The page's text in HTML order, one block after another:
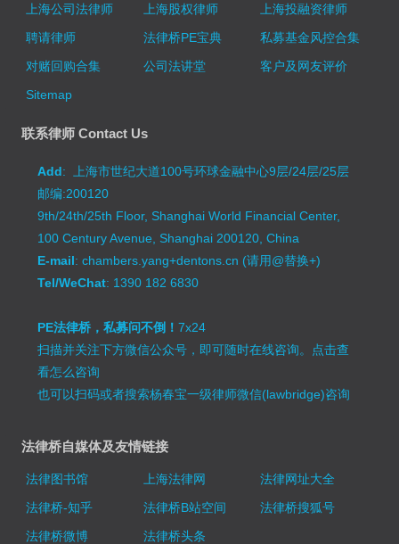
上海公司法律师
上海股权律师
上海投融资律师
聘请律师
法律桥PE宝典
私募基金风控合集
对赌回购合集
公司法讲堂
客户及网友评价
Sitemap
联系律师 Contact Us
Add: 上海市世纪大道100号环球金融中心9层/24层/25层
邮编:200120
9th/24th/25th Floor, Shanghai World Financial Center,
100 Century Avenue, Shanghai 200120, China
E-mail: chambers.yang+dentons.cn (请用@替换+)
Tel/WeChat: 1390 182 6830
PE法律桥，私募问不倒！7x24
扫描并关注下方微信公众号，即可随时在线咨询。 点击查
看怎么咨询
也可以扫码或者搜索杨春宝一级律师微信(lawbridge)咨询
法律桥自媒体及友情链接
法律图书馆 上海法律网
法律网址大全
法律桥-知乎
法律桥B站空间
法律桥搜狐号
法律桥微博
法律桥头条